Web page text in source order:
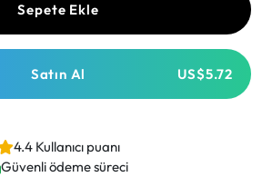
Sepete Ekle
Satın Al US$5.72
4.4 Kullanıcı puanı
Güvenli ödeme süreci